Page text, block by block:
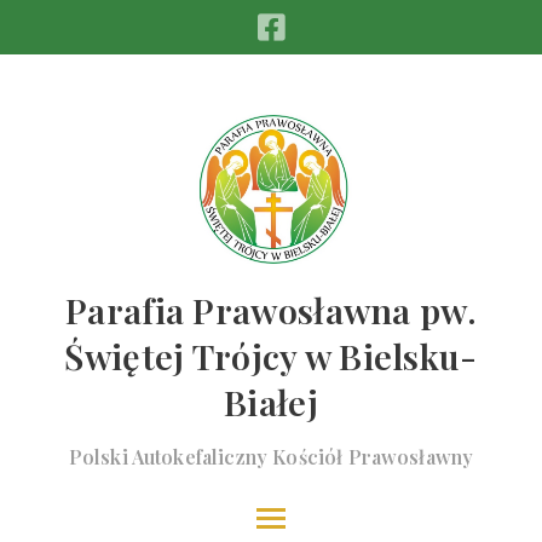
Parafia Prawosławna pw.
Świętej Trójcy w Bielsku-
Białej
Polski Autokefaliczny Kościół Prawosławny